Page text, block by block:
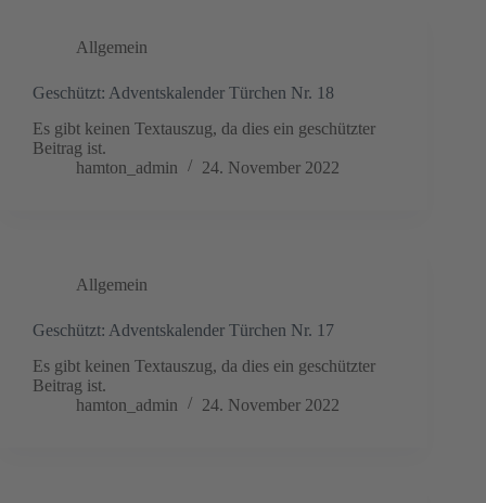
Allgemein
Geschützt: Adventskalender Türchen Nr. 18
Es gibt keinen Textauszug, da dies ein geschützter
Beitrag ist.
hamton_admin
24. November 2022
Allgemein
Geschützt: Adventskalender Türchen Nr. 17
Es gibt keinen Textauszug, da dies ein geschützter
Beitrag ist.
hamton_admin
24. November 2022